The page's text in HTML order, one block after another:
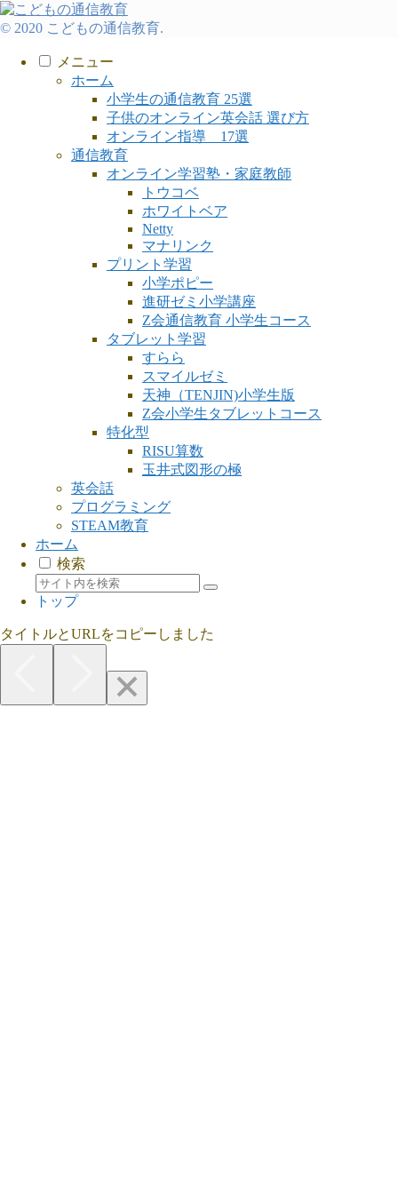
ゴ
リ
© 2020 こどもの通信教育.
メニュー
ホーム
小学生の通信教育 25選
子供のオンライン英会話 選び方
オンライン指導 17選
通信教育
オンライン学習塾・家庭教師
トウコベ
ホワイトベア
Netty
マナリンク
プリント学習
小学ポピー
進研ゼミ小学講座
Z会通信教育 小学生コース
タブレット学習
すらら
スマイルゼミ
天神（TENJIN)小学生版
Z会小学生タブレットコース
特化型
RISU算数
玉井式図形の極
英会話
プログラミング
STEAM教育
ホーム
検索
トップ
タイトルとURLをコピーしました